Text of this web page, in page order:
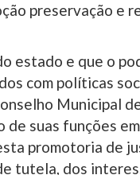
preservação e
estado e que o
com políticas
Municipal
suas funções
promotoria de
tutela, dos